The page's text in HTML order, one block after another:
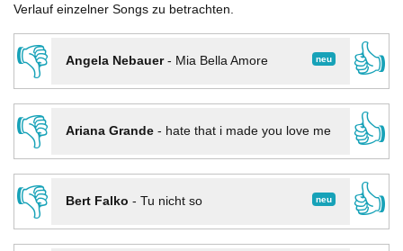
Verlauf einzelner Songs zu betrachten.
👎 neu
Angela Nebauer- Mia Bella Amore
👍
👎
Ariana Grande- hate that i made you love me
👍
👎
neu
Bert Falko - Tu nicht so
👍